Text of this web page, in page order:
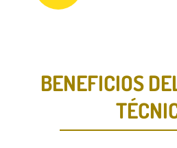
BENEFICIOS